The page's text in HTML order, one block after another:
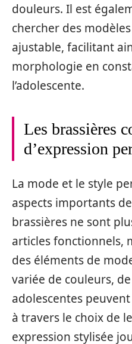
douleurs. Il est
chercher des
ajustable, facilitant
morphologie en
l’adolescente.
Les brassières
d’expression
La mode et le style
aspects importants de
brassières ne sont
articles fonctionnels,
des éléments de
variée de couleurs,
adolescentes
à travers le choix de
expression stylisée